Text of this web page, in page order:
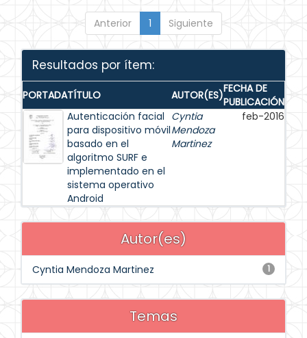
Anterior 1 Siguiente
Resultados por ítem:
PORTADATÍTULO AUTOR(ES)FECHA DE
PUBLICACIÓN
Autenticación facial
para dispositivo móvil
basado en el
algoritmo SURF e
implementado en el
sistema operativo
Android
Cyntia
Mendoza
Martinez
feb-2016
Autor(es)
1
Cyntia Mendoza Martinez
Temas